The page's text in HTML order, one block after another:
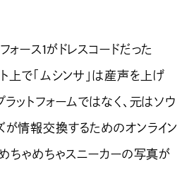
ース1がドレスコードだった
上で「ムシンサ」は産声を上げ
ットフォームではなく、元はソウ
が情報交換するためのオンライン
めちゃめちゃスニーカーの写真が